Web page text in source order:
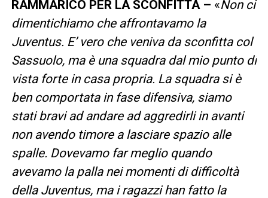
RAMMARICO PER LA SCONFITTA – «Non ci
dimentichiamo che affrontavamo la
Juventus. E’ vero che veniva da sconfitta col
Sassuolo, ma è una squadra dal mio punto di
vista forte in casa propria. La squadra si è
ben comportata in fase difensiva, siamo
stati bravi ad andare ad aggredirli in avanti
non avendo timore a lasciare spazio alle
spalle. Dovevamo far meglio quando
avevamo la palla nei momenti di difficoltà
della Juventus, ma i ragazzi han fatto la